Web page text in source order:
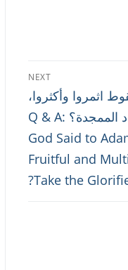
NEXT
اثمروا وأكثروا،
فهل سيكون هكذا حينما نأخذ الأجساد الممجدة؟ Q & A:
God Said to
Fruitful and
Take the